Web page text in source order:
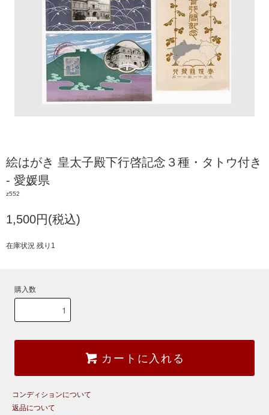
絵はがき 皇太子殿下行啓記念３種・タトウ付き
- 愛媛県
z552
1,500円(税込)
在庫状況 残り1
購入数
カートに入れる
コンディションについて
返品について